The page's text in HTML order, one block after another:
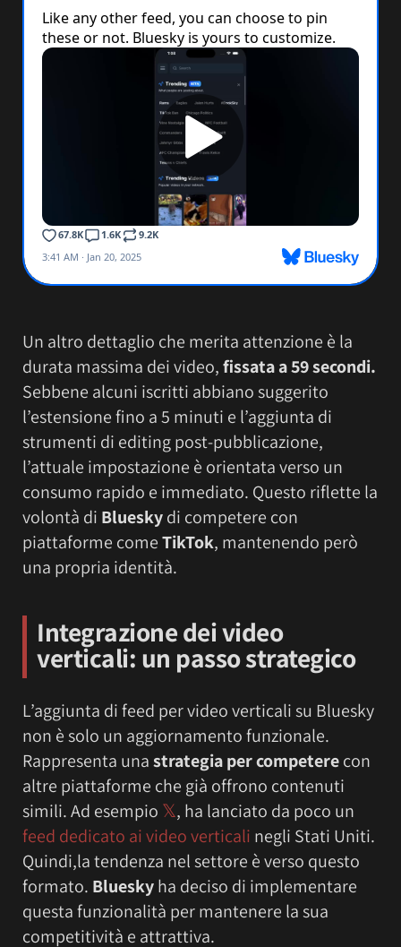
Un altro dettaglio che merita attenzione è la
durata massima dei video,fissata a 59 secondi.
Sebbene alcuni iscritti abbiano suggerito
l’estensione fino a 5 minuti e l’aggiunta di
strumenti di editing post-pubblicazione,
l’attuale impostazione è orientata verso un
consumo rapido e immediato. Questo riflette la
volontà di Blueskydi competere con
piattaforme comeTikTok, mantenendo però
una propria identità.
Integrazione dei video
verticali: un passo strategico
L’aggiunta di feed per video verticali su Bluesky
non è solo un aggiornamento funzionale.
Rappresenta unastrategia per competerecon
altre piattaforme che già offrono contenuti
simili. Ad esempio 𝕏, ha lanciato da poco un
feed dedicato ai video verticali negli Stati Uniti.
Quindi,la tendenza nel settore è verso questo
formato. Blueskyha deciso di implementare
questa funzionalità per mantenere la sua
competitività e attrattiva.